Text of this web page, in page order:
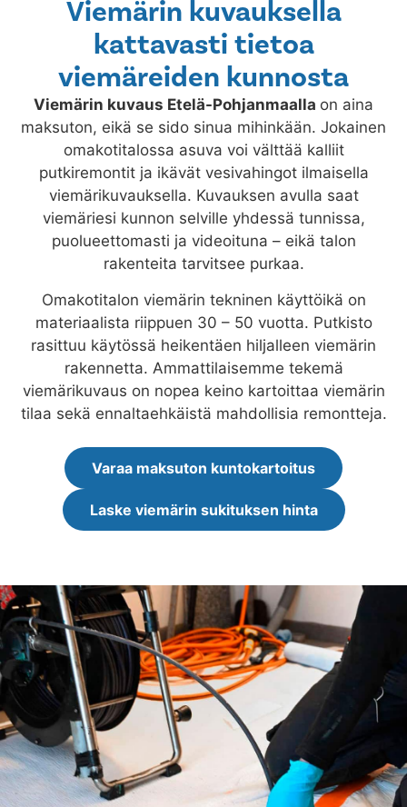
Viemärin kuvauksella
kattavasti tietoa
viemäreiden kunnosta
Viemärin kuvaus Etelä-Pohjanmaalla on aina
maksuton, eikä se sido sinua mihinkään. Jokainen
omakotitalossa asuva voi välttää kalliit
putkiremontit ja ikävät vesivahingot ilmaisella
viemärikuvauksella. Kuvauksen avulla saat
viemäriesi kunnon selville yhdessä tunnissa,
puolueettomasti ja videoituna – eikä talon
rakenteita tarvitsee purkaa.
Omakotitalon viemärin tekninen käyttöikä on
materiaalista riippuen 30 – 50 vuotta. Putkisto
rasittuu käytössä heikentäen hiljalleen viemärin
rakennetta. Ammattilaisemme tekemä
viemärikuvaus on nopea keino kartoittaa viemärin
tilaa sekä ennaltaehkäistä mahdollisia remontteja.
Varaa maksuton kuntokartoitus
Laske viemärin sukituksen hinta